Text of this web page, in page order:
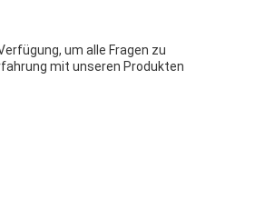
um alle Fragen zu
mit unseren Produkten